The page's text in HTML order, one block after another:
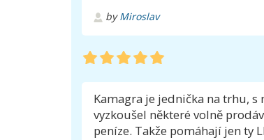
byMiroslav
Kamagra je jednička na trhu,
vyzkoušel některé volně
peníze. Takže pomáhají jen ty